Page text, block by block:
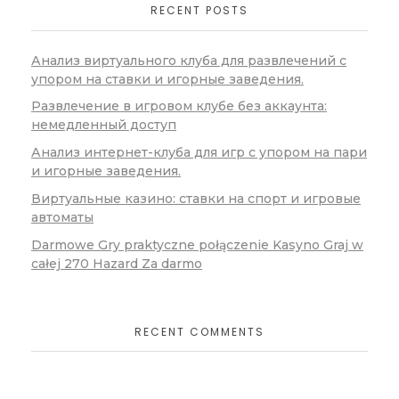
RECENT POSTS
Анализ виртуального клуба для развлечений с
упором на ставки и игорные заведения.
Развлечение в игровом клубе без аккаунта:
немедленный доступ
Анализ интернет-клуба для игр с упором на пари
и игорные заведения.
Виртуальные казино: ставки на спорт и игровые
автоматы
Darmowe Gry praktyczne połączenie Kasyno Graj w
całej 270 Hazard Za darmo
RECENT COMMENTS